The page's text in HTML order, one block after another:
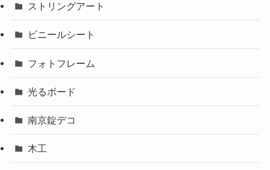
ストリングアート
ビニールシート
フォトフレーム
光るボード
南京錠デコ
木工